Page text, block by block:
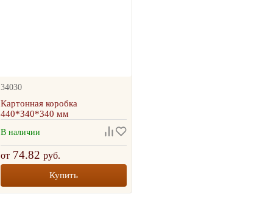
34030
Картонная коробка
440*340*340 мм
В наличии
от74.82 руб.
Купить